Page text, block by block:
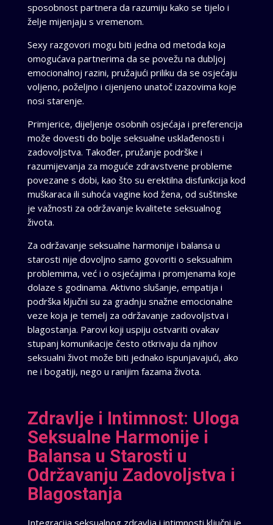
sposobnost partnera da razumiju kako se tijelo i
želje mijenjaju s vremenom.
Sexy razgovori mogu biti jedna od metoda koja
omogućava partnerima da se povežu na dubljoj
emocionalnoj razini, pružajući priliku da se osjećaju
voljeno, poželjno i cijenjeno unatoč izazovima koje
nosi starenje.
Primjerice, dijeljenje osobnih osjećaja i preferencija
može dovesti do bolje seksualne usklađenosti i
zadovoljstva. Također, pružanje podrške i
razumijevanja za moguće zdravstvene probleme
povezane s dobi, kao što su erektilna disfunkcija kod
muškaraca ili suhoća vagine kod žena, od suštinske
je važnosti za održavanje kvalitete seksualnog
života.
Za održavanje seksualne harmonije i balansa u
starosti nije dovoljno samo govoriti o seksualnim
problemima, već i o osjećajima i promjenama koje
dolaze s godinama. Aktivno slušanje, empatija i
podrška ključni su za gradnju snažne emocionalne
veze koja je temelj za održavanje zadovoljstva i
blagostanja. Parovi koji uspiju ostvariti ovakav
stupanj komunikacije često otkrivaju da njihov
seksualni život može biti jednako ispunjavajući, ako
ne i bogatiji, nego u ranijim fazama života.
Zdravlje i Intimnost: Uloga
Seksualne Harmonije i
Balansa u Starosti u
Održavanju Zadovoljstva i
Blagostanja
Integracija seksualnog zdravlja i intimnosti ključni je